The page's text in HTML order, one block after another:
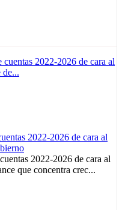
2022-2026 de cara al
de...
2022-2026 de cara al
que concentra crec...